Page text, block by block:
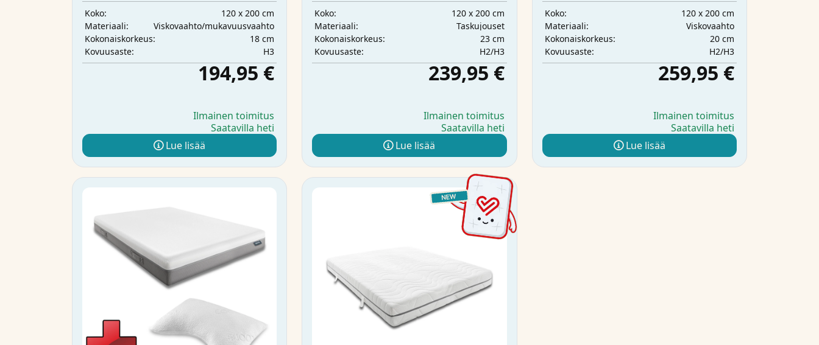
Koko:
120 x 200 cm
Materiaali:
Viskovaahto/mukavuusvaahto
Kokonaiskorkeus:
18 cm
Kovuusaste:
H3
194,95 €
Ilmainen toimitus
Saatavilla heti
Lue lisää
Koko:
120 x 200 cm
Materiaali:
Taskujouset
Kokonaiskorkeus:
23 cm
Kovuusaste:
H2/H3
239,95 €
Ilmainen toimitus
Saatavilla heti
Lue lisää
Koko:
120 x 200 cm
Materiaali:
Viskovaahto
Kokonaiskorkeus:
20 cm
Kovuusaste:
H2/H3
259,95 €
Ilmainen toimitus
Saatavilla heti
Lue lisää